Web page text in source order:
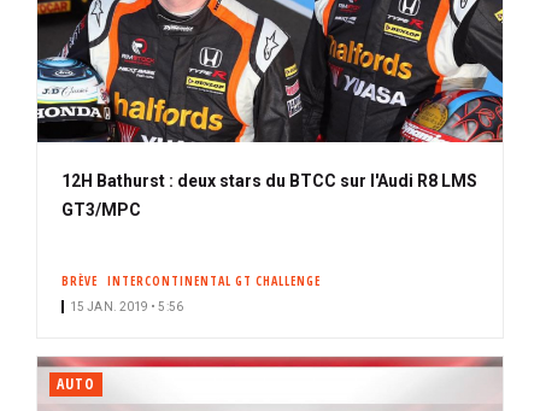
12H Bathurst : deux stars du BTCC sur l'Audi R8 LMS
GT3/MPC
BRÈVE INTERCONTINENTAL GT CHALLENGE
15 JAN. 2019 • 5:56
AUTO